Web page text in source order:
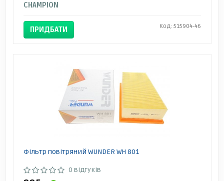
CHAMPION
ПРИДБАТИ Код: 515904-46
Фільтр повітряний WUNDER WH 801
0 відгуків